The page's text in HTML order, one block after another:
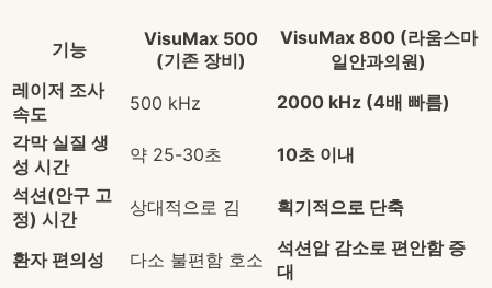
기능
VisuMax 500
(기존 장비)
VisuMax 800 (라움스마
일안과의원)
레이저 조사
속도
500 kHz
2000 kHz (4배 빠름)
각막 실질 생
성 시간
약 25-30초
10초 이내
석션(안구 고
정) 시간
상대적으로 김 획기적으로 단축
환자 편의성 다소 불편함 호소
석션압 감소로 편안함 증
대